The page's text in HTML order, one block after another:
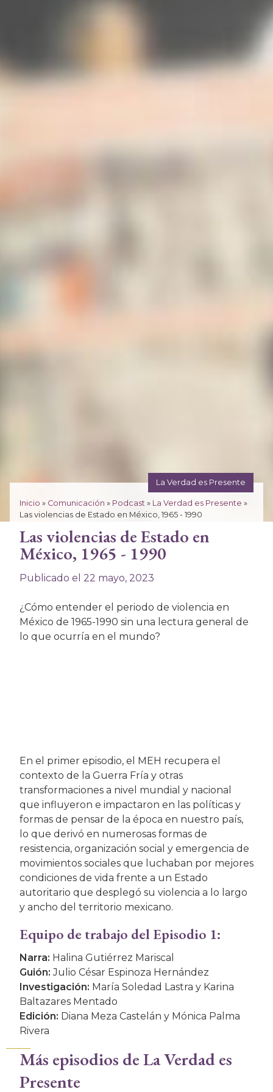
La Verdad es Presente
Inicio » Comunicación » Podcast » La Verdad es Presente »
Las violencias de Estado en México, 1965 - 1990
Las violencias de Estado en
México, 1965 - 1990
Publicado el 22 mayo, 2023
¿Cómo entender el periodo de violencia en
México de 1965-1990 sin una lectura general de
lo que ocurría en el mundo?
En el primer episodio, el MEH recupera el
contexto de la Guerra Fría y otras
transformaciones a nivel mundial y nacional
que influyeron e impactaron en las políticas y
formas de pensar de la época en nuestro país,
lo que derivó en numerosas formas de
resistencia, organización social y emergencia de
movimientos sociales que luchaban por mejores
condiciones de vida frente a un Estado
autoritario que desplegó su violencia a lo largo
y ancho del territorio mexicano.
Equipo de trabajo del Episodio 1:
Narra: Halina Gutiérrez Mariscal
Guión: Julio César Espinoza Hernández
Investigación: María Soledad Lastra y Karina
Baltazares Mentado
Edición: Diana Meza Castelán y Mónica Palma
Rivera
Más episodios de La Verdad es
Presente